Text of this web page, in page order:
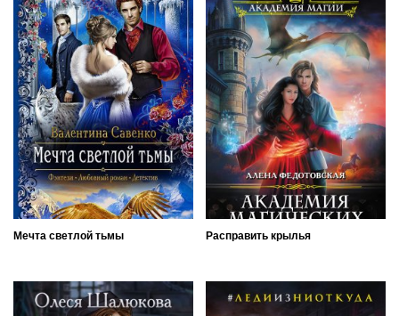
Мечта светлой тьмы Расправить крылья